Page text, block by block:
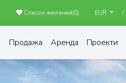
Список желаний(0) EUR /
Продажа Аренда Проекти